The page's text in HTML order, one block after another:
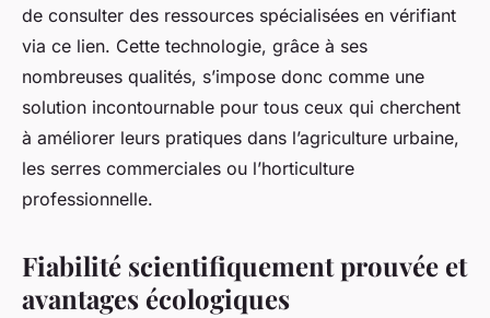
de consulter des ressources spécialisées en vérifiant
via ce lien. Cette technologie, grâce à ses
nombreuses qualités, s’impose donc comme une
solution incontournable pour tous ceux qui cherchent
à améliorer leurs pratiques dans l’agriculture urbaine,
les serres commerciales ou l’horticulture
professionnelle.
Fiabilité scientifiquement prouvée et
avantages écologiques